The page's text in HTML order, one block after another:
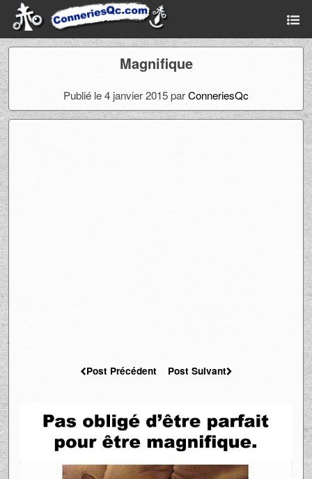
Magnifique
Publié le 4 janvier 2015 parConneriesQc
Post Précédent Post Suivant